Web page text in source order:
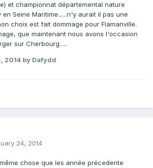
et championnat départemental nature
Seine Maritime......n'y aurait il pas une
choix est fait dommage pour Flamanville.
que maintenant nous avons l'occasion
sur Cherbourg.....
2014 by Dafydd
24, 2014
chose que les année précedente